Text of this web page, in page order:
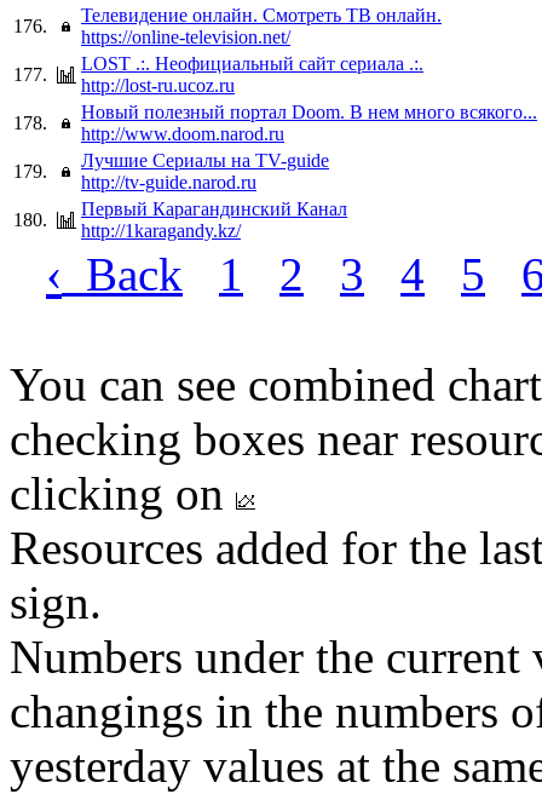
176.
Телевидение онлайн. Смотреть ТВ онлайн.
https://online-television.net/
177.
LOST .:. Неофициальный сайт сериала .:.
http://lost-ru.ucoz.ru
178.
Новый полезный портал Doom. В нем много всякого...
http://www.doom.narod.ru
179.
Лучшие Сериалы на TV-guide
http://tv-guide.narod.ru
180.
Первый Карагандинский Канал
http://1karagandy.kz/
‹ Back 1 2 3 4 5
You can see combined
checking boxes near
clicking on
Resources added for the
sign.
Numbers under the
changings in the numbers
yesterday values at the